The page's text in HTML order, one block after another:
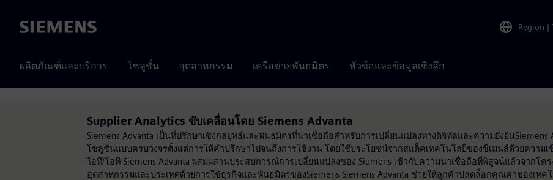
Siemens Region |
ผลิตภัณฑ์และบริการ โซลูชั่น อุตสาหกรรม เครือข่ายพันธมิตร หัวข้อและข้อมูลเชิงลึก
Supplier Analytics ขับเคลื่อนโดย Siemens Advanta
Siemens Advanta เป็นที่ปรึกษาเชิงกลยุทธ์และพันธมิตรที่น่าเชื่อถือสำหรับการเปลี่ยนแปลงทางดิจิทัลและความยั่งยืนSiemens
โซลูชันแบบครบวงจรตั้งแต่การให้คำปรึกษาไปจนถึงการใช้งาน โดยใช้ประโยชน์จากสแต็คเทคโนโลยีของซีเมนส์ด้วยความ
ไอที/โอที Siemens Advanta ผสมผสานประสบการณ์การเปลี่ยนแปลงของ Siemens เข้ากับความน่าเชื่อถือที่พิสูจน์แล้วจากโค
อุตสาหกรรมและประเทศด้วยการใช้ธุรกิจและพันธมิตรของSiemens Siemens Advanta ช่วยให้ลูกค้าปลดล็อกคุณค่าของเทค